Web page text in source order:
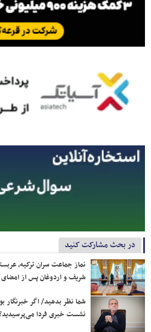
در بحث مشارکت کنید
نماز جماعت سران ترکیه،
شریف و اردوغان پس از امضای
شما نظر بدهید/ اگر خبرنگار
نشست خبری فردا